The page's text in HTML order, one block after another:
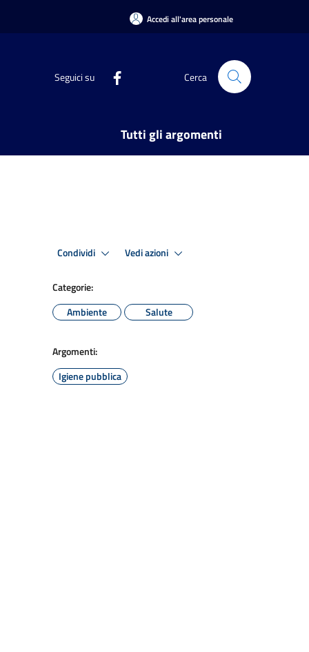
Accedi all'area personale
Seguici su Cerca
Tutti gli argomenti
Condividi Vedi azioni
Categorie:
Ambiente
Salute
Argomenti:
Igiene pubblica